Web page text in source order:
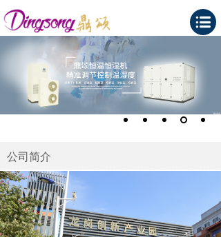
公司简介
MORE